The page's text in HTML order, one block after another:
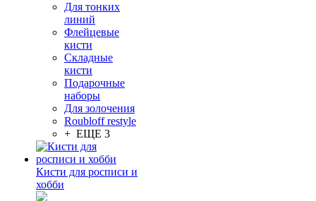
Для тонких
линий
Флейцевые
кисти
Складные
кисти
Подарочные
наборы
Для золочения
Roubloff restyle
+ ЕЩЕ 3
Кисти для росписи и
хобби